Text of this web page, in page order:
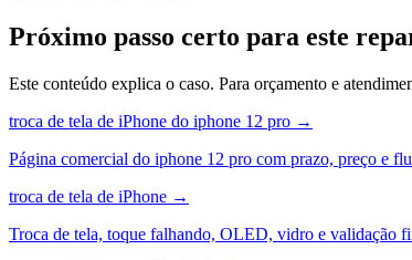
Próximo passo certo para este
Este conteúdo explica o caso. Para orçamento e
troca de tela de iPhone do iphone 12 pro →
Página comercial do iphone 12 pro com prazo, preço e
troca de tela de iPhone →
Troca de tela, toque falhando, OLED, vidro e validação